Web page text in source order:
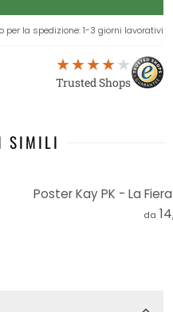
per la spedizione: 1-3 giorni lavorativi
Trusted Shops
SIMILI
Poster Kay PK - La
da